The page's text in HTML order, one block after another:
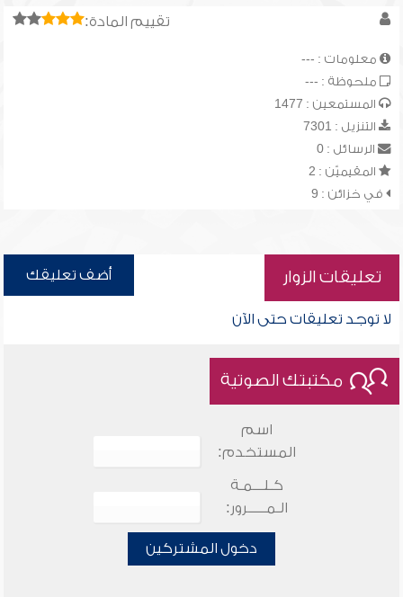
تقييم المادة:
معلومات : ---
ملحوظة : ---
المستمعين : 1477
التنزيل : 7301
الرسائل : 0
المقيميّن : 2
في خزائن : 9
تعليقات الزوار أضف تعليقك
لا توجد تعليقات حتى الآن
مكتبتك الصوتية
اسم
المستخدم:
كـلـــمـة
الـمـــــرور:
دخول المشتركين